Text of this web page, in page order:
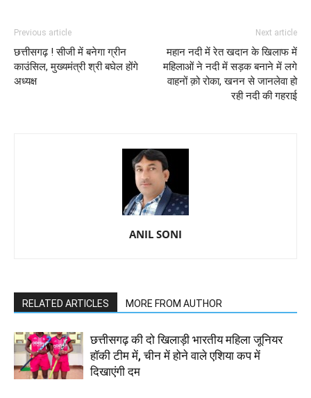
Previous article
छत्तीसगढ़ ! सीजी में बनेगा ग्रीन
काउंसिल, मुख्यमंत्री श्री बघेल होंगे
अध्यक्ष
Next article
महान नदी में रेत खदान के खिलाफ में
महिलाओं ने नदी में सड़क बनाने में लगे
वाहनों क़ो रोका, खनन से जानलेवा हो
रही नदी की गहराई
ANIL SONI
RELATED ARTICLES MORE FROM AUTHOR
छत्तीसगढ़ की दो खिलाड़ी भारतीय महिला जूनियर
हॉकी टीम में, चीन में होने वाले एशिया कप में
दिखाएंगी दम